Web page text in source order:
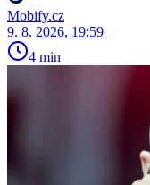
Mobify.cz
9. 8. 2026, 19:59
4 min